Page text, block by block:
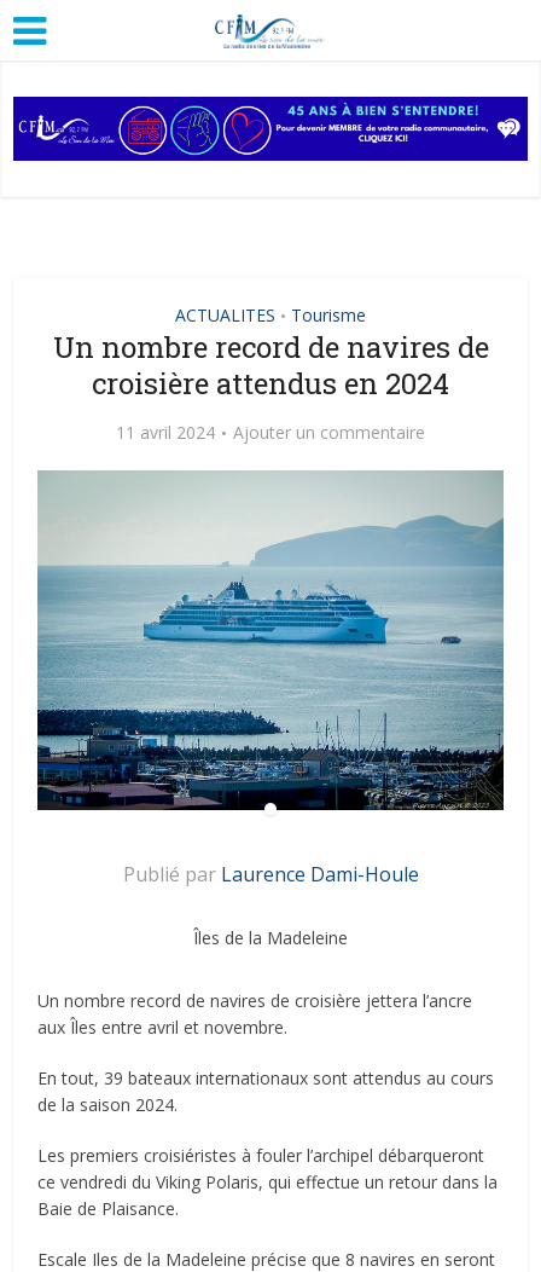
ACTUALITES • Tourisme
Un nombre record de navires de
croisière attendus en 2024
11 avril 2024 Ajouter un commentaire
Publié par Laurence Dami-Houle
Îles de la Madeleine
Un nombre record de navires de croisière jettera l’ancre
aux Îles entre avril et novembre.
En tout, 39 bateaux internationaux sont attendus au cours
de la saison 2024.
Les premiers croisiéristes à fouler l’archipel débarqueront
ce vendredi du Viking Polaris, qui effectue un retour dans la
Baie de Plaisance.
Escale Iles de la Madeleine précise que 8 navires en seront